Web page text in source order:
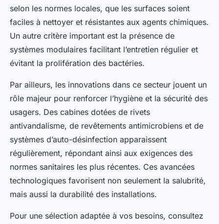
selon les normes locales, que les surfaces soient
faciles à nettoyer et résistantes aux agents chimiques.
Un autre critère important est la présence de
systèmes modulaires facilitant l’entretien régulier et
évitant la prolifération des bactéries.
Par ailleurs, les innovations dans ce secteur jouent un
rôle majeur pour renforcer l’hygiène et la sécurité des
usagers. Des cabines dotées de rivets
antivandalisme, de revêtements antimicrobiens et de
systèmes d’auto-désinfection apparaissent
régulièrement, répondant ainsi aux exigences des
normes sanitaires les plus récentes. Ces avancées
technologiques favorisent non seulement la salubrité,
mais aussi la durabilité des installations.
Pour une sélection adaptée à vos besoins, consultez